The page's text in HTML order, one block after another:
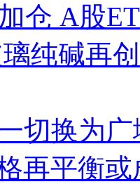
仓 A股
纯碱再
切换为
再平衡或